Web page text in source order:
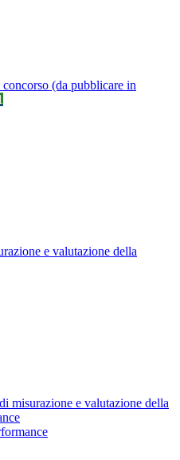
(da pubblicare in
e valutazione della
misurazione e valutazione della